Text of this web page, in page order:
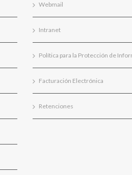
Webmail
Intranet
Política para la Protección de
Facturación Electrónica
Retenciones